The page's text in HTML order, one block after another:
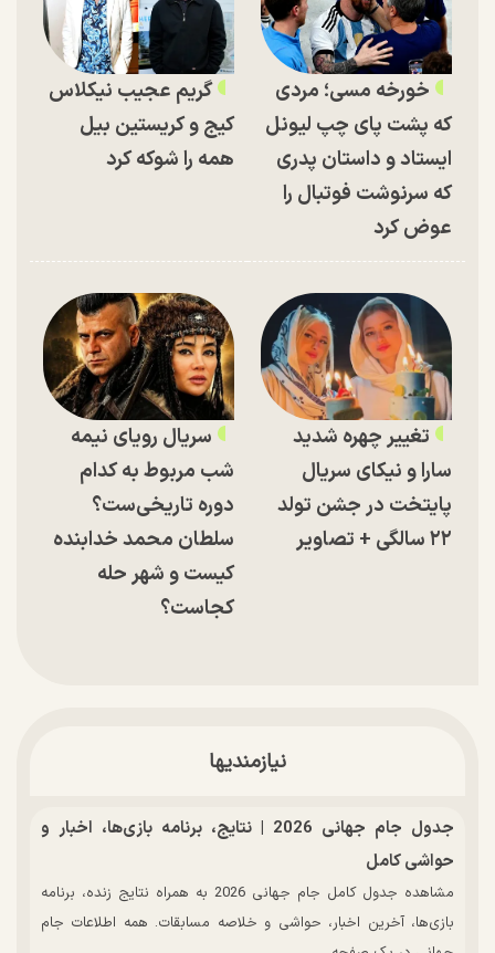
خورخه مسی؛ مردی
که پشت پای چپ لیونل
ایستاد و داستان پدری
که سرنوشت فوتبال را
عوض کرد
گریم عجیب نیکلاس
کیج و کریستین بیل
همه را شوکه کرد
تغییر چهره شدید
سارا و نیکای سریال
پایتخت در جشن تولد
۲۲ سالگی + تصاویر
سریال رویای نیمه
شب مربوط به کدام
دوره تاریخی‌ست؟
سلطان محمد خدابنده
کیست و شهر حله
کجاست؟
نیازمندیها
جدول جام جهانی 2026 | نتایج، برنامه بازی‌ها، اخبار و
حواشی کامل
مشاهده جدول کامل جام جهانی 2026 به همراه نتایج زنده، برنامه
بازی‌ها، آخرین اخبار، حواشی و خلاصه مسابقات. همه اطلاعات جام